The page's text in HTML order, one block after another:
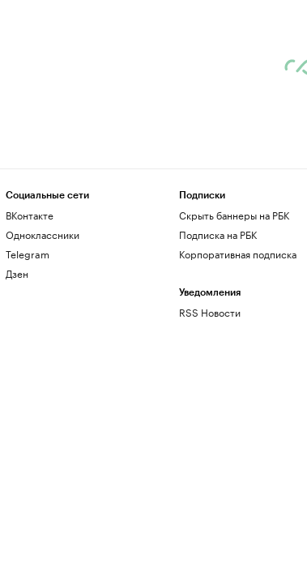
Социальные сети
ВКонтакте
Одноклассники
Telegram
Дзен
Подписки
Скрыть баннеры на РБК
Подписка на РБК
Корпоративная подписка
Уведомления
RSS Новости